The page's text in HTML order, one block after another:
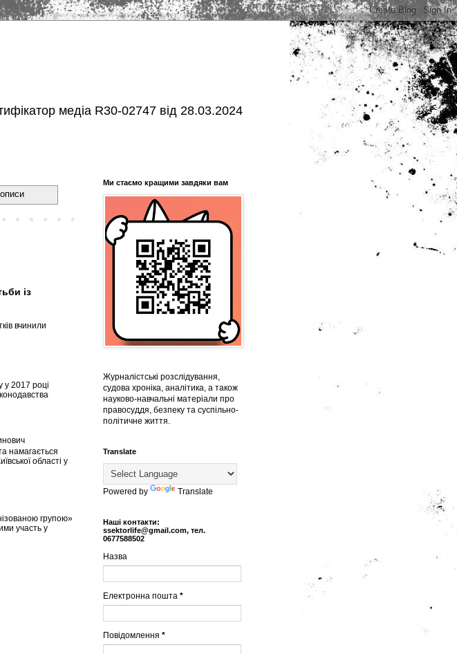
медіа R30-02747 від 28.03.2024
із
вчинили
у 2017 році
намагається
області у
групою»
участь у
Ми стаємо кращими завдяки вам
Журналістські розслідування,
судова хроніка, аналітика, а також
науково-навчальні матеріали про
правосуддя, безпеку та суспільно-
політичне життя.
Translate
Powered by Translate
Наші контакти:
ssektorlife@gmail.com, тел.
0677588502
Назва
Електронна пошта *
Повідомлення *